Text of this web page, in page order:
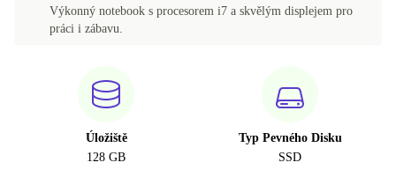
Výkonný notebook s procesorem i7 a skvělým displejem pro
práci i zábavu.
Úložiště
128 GB
Typ Pevného Disku
SSD